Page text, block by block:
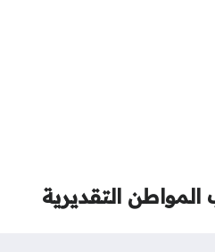
التقديرية